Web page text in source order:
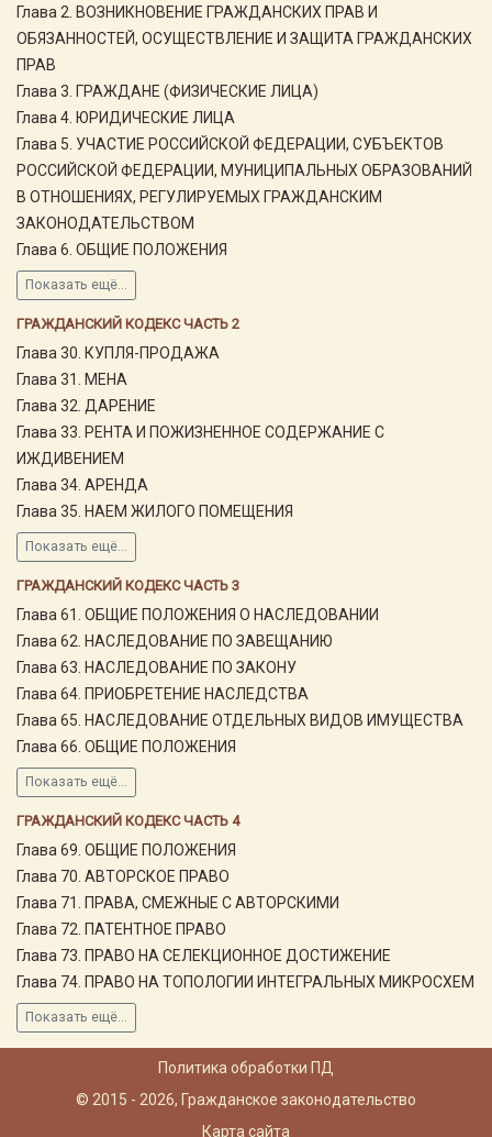
Глава 2. ВОЗНИКНОВЕНИЕ ГРАЖДАНСКИХ ПРАВ И
ОБЯЗАННОСТЕЙ, ОСУЩЕСТВЛЕНИЕ И ЗАЩИТА ГРАЖДАНСКИХ
ПРАВ
Глава 3. ГРАЖДАНЕ (ФИЗИЧЕСКИЕ ЛИЦА)
Глава 4. ЮРИДИЧЕСКИЕ ЛИЦА
Глава 5. УЧАСТИЕ РОССИЙСКОЙ ФЕДЕРАЦИИ, СУБЪЕКТОВ
РОССИЙСКОЙ ФЕДЕРАЦИИ, МУНИЦИПАЛЬНЫХ ОБРАЗОВАНИЙ
В ОТНОШЕНИЯХ, РЕГУЛИРУЕМЫХ ГРАЖДАНСКИМ
ЗАКОНОДАТЕЛЬСТВОМ
Глава 6. ОБЩИЕ ПОЛОЖЕНИЯ
Показать ещё...
ГРАЖДАНСКИЙ КОДЕКС ЧАСТЬ 2
Глава 30. КУПЛЯ-ПРОДАЖА
Глава 31. МЕНА
Глава 32. ДАРЕНИЕ
Глава 33. РЕНТА И ПОЖИЗНЕННОЕ СОДЕРЖАНИЕ С
ИЖДИВЕНИЕМ
Глава 34. АРЕНДА
Глава 35. НАЕМ ЖИЛОГО ПОМЕЩЕНИЯ
Показать ещё...
ГРАЖДАНСКИЙ КОДЕКС ЧАСТЬ 3
Глава 61. ОБЩИЕ ПОЛОЖЕНИЯ О НАСЛЕДОВАНИИ
Глава 62. НАСЛЕДОВАНИЕ ПО ЗАВЕЩАНИЮ
Глава 63. НАСЛЕДОВАНИЕ ПО ЗАКОНУ
Глава 64. ПРИОБРЕТЕНИЕ НАСЛЕДСТВА
Глава 65. НАСЛЕДОВАНИЕ ОТДЕЛЬНЫХ ВИДОВ ИМУЩЕСТВА
Глава 66. ОБЩИЕ ПОЛОЖЕНИЯ
Показать ещё...
ГРАЖДАНСКИЙ КОДЕКС ЧАСТЬ 4
Глава 69. ОБЩИЕ ПОЛОЖЕНИЯ
Глава 70. АВТОРСКОЕ ПРАВО
Глава 71. ПРАВА, СМЕЖНЫЕ С АВТОРСКИМИ
Глава 72. ПАТЕНТНОЕ ПРАВО
Глава 73. ПРАВО НА СЕЛЕКЦИОННОЕ ДОСТИЖЕНИЕ
Глава 74. ПРАВО НА ТОПОЛОГИИ ИНТЕГРАЛЬНЫХ МИКРОСХЕМ
Показать ещё...
Политика обработки ПД
© 2015 - 2026, Гражданское законодательство
Карта сайта